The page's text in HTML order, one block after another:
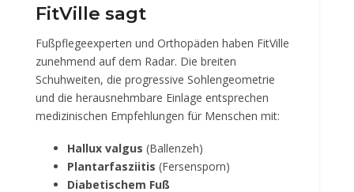
FitVille sagt
Fußpflegeexperten und Orthopäden haben FitVille
zunehmend auf dem Radar. Die breiten
Schuhweiten, die progressive Sohlengeometrie
und die herausnehmbare Einlage entsprechen
medizinischen Empfehlungen für Menschen mit:
Hallux valgus (Ballenzeh)
Plantarfasziitis (Fersensporn)
Diabetischem Fuß